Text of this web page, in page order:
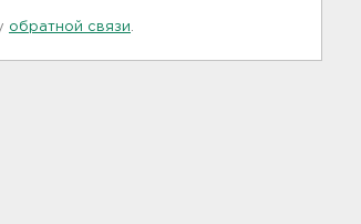
обратной связи